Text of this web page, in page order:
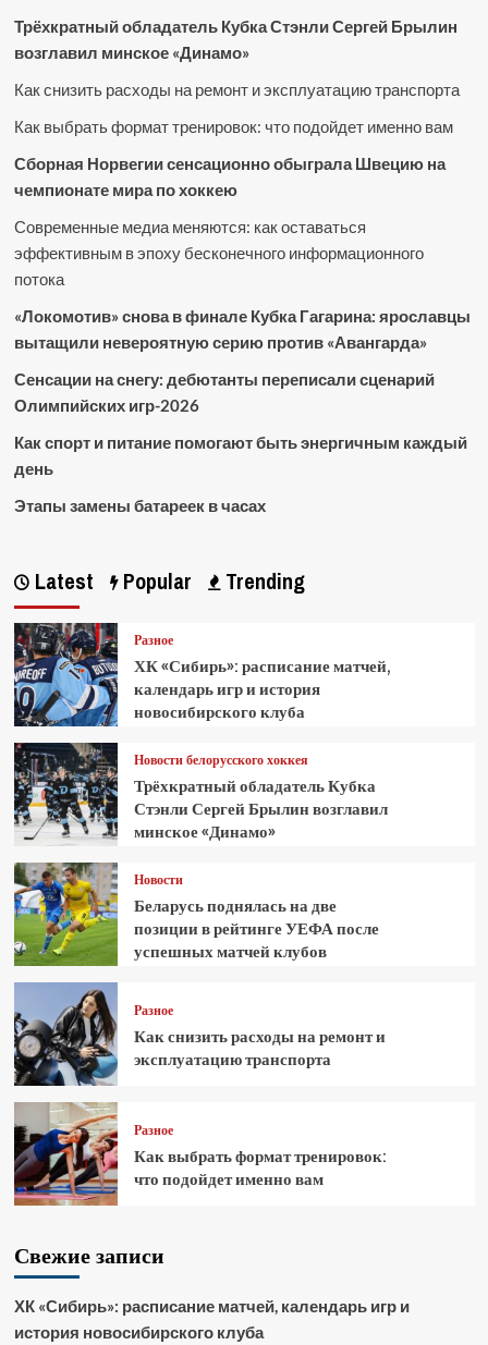
Трёхкратный обладатель Кубка Стэнли Сергей Брылин
возглавил минское «Динамо»
Как снизить расходы на ремонт и эксплуатацию транспорта
Как выбрать формат тренировок: что подойдет именно вам
Сборная Норвегии сенсационно обыграла Швецию на
чемпионате мира по хоккею
Современные медиа меняются: как оставаться
эффективным в эпоху бесконечного информационного
потока
«Локомотив» снова в финале Кубка Гагарина: ярославцы
вытащили невероятную серию против «Авангарда»
Сенсации на снегу: дебютанты переписали сценарий
Олимпийских игр-2026
Как спорт и питание помогают быть энергичным каждый
день
Этапы замены батареек в часах
Latest Popular Trending
Разное
ХК «Сибирь»: расписание матчей,
календарь игр и история
новосибирского клуба
Новости белорусского хоккея
Трёхкратный обладатель Кубка
Стэнли Сергей Брылин возглавил
минское «Динамо»
Новости
Беларусь поднялась на две
позиции в рейтинге УЕФА после
успешных матчей клубов
Разное
Как снизить расходы на ремонт и
эксплуатацию транспорта
Разное
Как выбрать формат тренировок:
что подойдет именно вам
Свежие записи
ХК «Сибирь»: расписание матчей, календарь игр и
история новосибирского клуба